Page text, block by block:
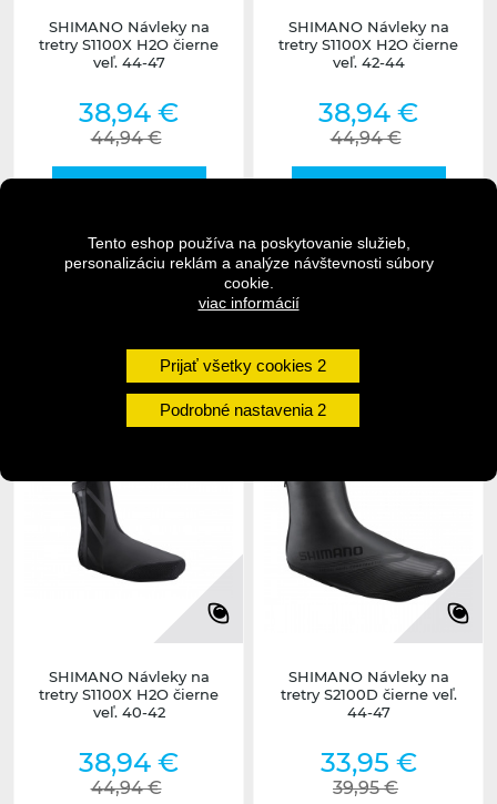
Tento eshop používa na poskytovanie služieb,
personalizáciu reklám a analýze návštevnosti súbory
cookie.
viac informácií
Prijať všetky cookies
Podrobné nastavenia
SHIMANO Návleky na
tretry S1100X H2O čierne
veľ. 44-47
38,94 €
44,94 €
DETAIL
undefined
SHIMANO Návleky na
tretry S1100X H2O čierne
veľ. 42-44
38,94 €
44,94 €
DETAIL
undefined
SHIMANO Návleky na
tretry S1100X H2O čierne
veľ. 40-42
38,94 €
44,94 €
SHIMANO Návleky na
tretry S2100D čierne veľ.
44-47
33,95 €
39,95 €